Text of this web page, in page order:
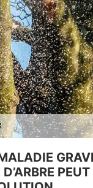
D’ARBRE